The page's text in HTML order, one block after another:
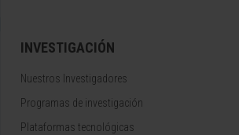
INVESTIGACIÓN
Nuestros Investigadores
Programas de investigación
Plataformas tecnológicas